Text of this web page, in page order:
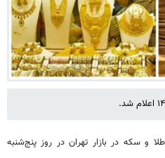
و سکه در بازار تهران در روز پنج‌شنبه